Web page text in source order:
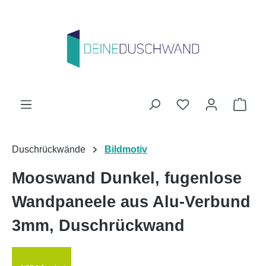
Du hast 0
Duschrückwände Bildmotiv
Mooswand Dunkel, fugenlose
Wandpaneele aus Alu-Verbund
3mm, Duschrückwand